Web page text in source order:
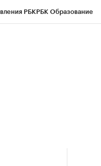
РБКРБК Образование